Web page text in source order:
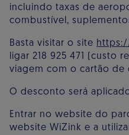
incluindo taxas de
combustível,
Basta visitar o site
ligar 218 925 471 (custo
viagem com o cartão de
O desconto será
Entrar no website do
website WiZink e a